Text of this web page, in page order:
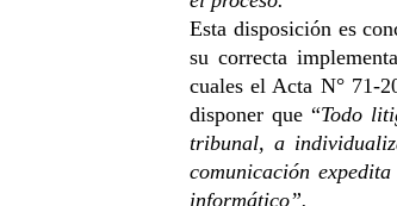
Esta disposición es
su correcta
cuales el Acta N° 71-
disponer que “Todo
tribunal, a
comunicación
informático”.